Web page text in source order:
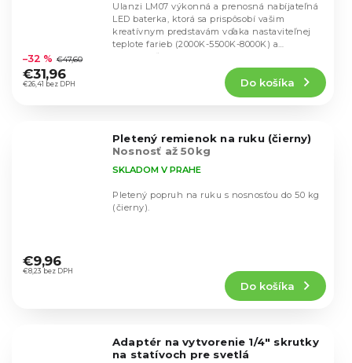
hodnotenie
produktu
je
€26,41 bez DPH
–32 % €47,60
€31,96
Do košíka
Ulanzi LM07 výkonná a prenosná nabíjateľná
LED baterka, ktorá sa prispôsobí vašim
kreatívnym predstavám vďaka nastaviteľnej
teplote farieb (2000K-5500K-8000K) a
odnímateľnej...
Pletený remienok na ruku (čierny)
Nosnosť až 50kg
hodnotenie
produktu
SKLADOM V PRAHE
€8,23 bez DPH
€9,96
Do košíka
Pletený popruh na ruku s nosnosťou do 50 kg
(čierny).
Adaptér na vytvorenie 1/4" skrutky
na statívoch pre svetlá